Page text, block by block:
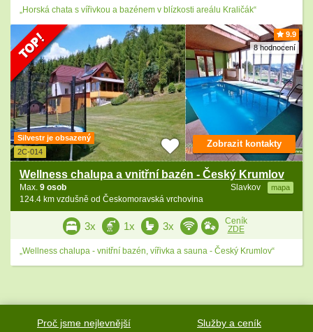
„Horská chata s vířivkou a bazénem v blízkosti areálu Kraličák“
9.9
8 hodnocení
Silvestr je obsazený
2C-014
Wellness chalupa a vnitřní bazén - Český Krumlov
Slavkov mapa
Max. 9 osob
124.4 km vzdušně od Českomoravská vrchovina
Zobrazit kontakty
3x 1x 3x
Ceník
ZDE
„Wellness chalupa - vnitřní bazén, vířivka a sauna - Český Krumlov“
Proč jsme nejlevnější
Služby a ceník